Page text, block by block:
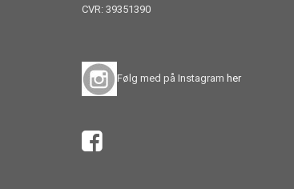
CVR: 39351390
Følg med på Instagram her